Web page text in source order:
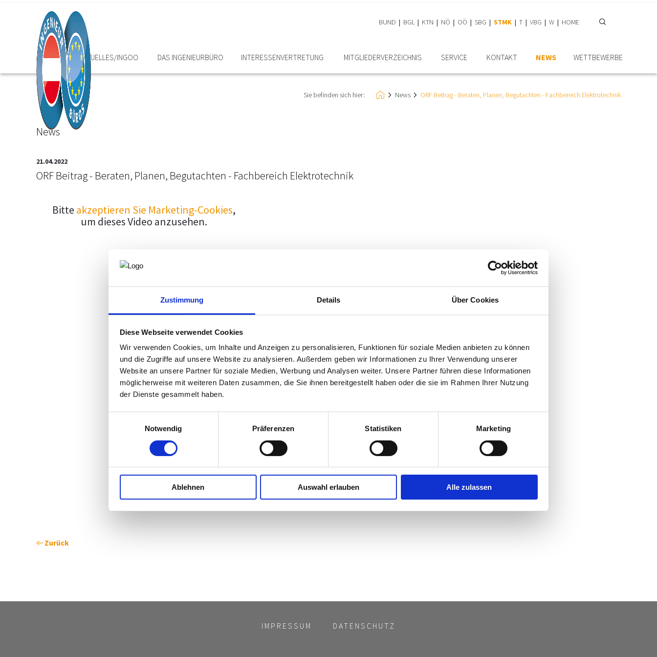
Zustimmung Details Über Cookies
Diese Webseite verwendet Cookies
Wir verwenden Cookies, um Inhalte und Anzeigen zu personalisieren, Funktionen für soziale Medien anbieten zu können
und die Zugriffe auf unsere Website zu analysieren. Außerdem geben wir Informationen zu Ihrer Verwendung unserer
Website an unsere Partner für soziale Medien, Werbung und Analysen weiter. Unsere Partner führen diese Informationen
möglicherweise mit weiteren Daten zusammen, die Sie ihnen bereitgestellt haben oder die sie im Rahmen Ihrer Nutzung
der Dienste gesammelt haben.
Notwendig
Präferenzen Statistiken Marketing
Ablehnen Auswahl erlauben Alle zulassen
BUND BGL KTN NÖ OÖ SBG STMK T VBG W HOME
HOME AKTUELLES/INGOO DAS INGENIEURBÜRO INTERESSEN­VERTRETUNG MITGLIEDER­VERZEICHNIS SERVICE KONTAKT NEWS WETTBEWERBE
Sie befinden sich hier: News ORF Beitrag - Beraten, Planen, Begutachten - Fachbereich Elektrotechnik
News
21.04.2022
ORF Beitrag - Beraten, Planen, Begutachten - Fachbereich Elektrotechnik
Bitte akzeptieren Sie Marketing-Cookies,
um dieses Video anzusehen.
Zurück
IMPRESSUM DATENSCHUTZ